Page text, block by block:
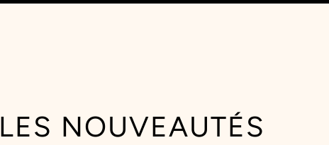
LES NOUVEAUTÉS